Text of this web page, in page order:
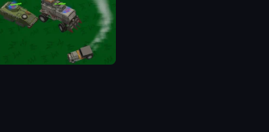
Car Town Chase